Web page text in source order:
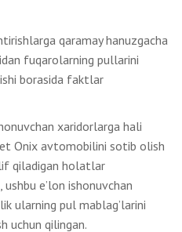
qaramay hanuzgacha
fuqarolarning pullarini
borasida faktlar
xaridorlarga hali
Onix avtomobilini sotib olish
qiladigan holatlar
e’lon ishonuvchan
ularning pul mablag’larini
uchun qilingan.